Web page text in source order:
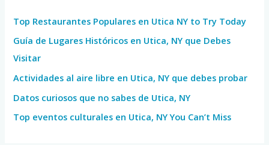
f
o
r
:
Top Restaurantes Populares en Utica NY to Try Today
Guía de Lugares Históricos en Utica, NY que Debes
Visitar
Actividades al aire libre en Utica, NY que debes probar
Datos curiosos que no sabes de Utica, NY
Top eventos culturales en Utica, NY You Can’t Miss